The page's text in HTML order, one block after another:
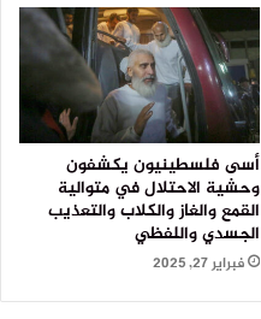
أسى فلسطينيون يكشفون
وحشية الاحتلال في متوالية
القمع والغاز والكلاب والتعذيب
الجسدي واللفظي
فبراير 27, 2025